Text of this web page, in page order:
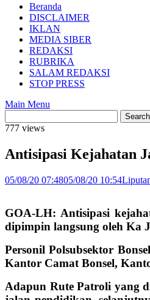
Beranda
DISCLAIMER
IKLAN
MEDIA SIBER
REDAKSI
RUBRIKA
SALAM REDAKSI
STOP PRESS
Main Menu
777 views
Antisipasi Kejahatan
05/08/20 07:4805/08/20 10:54
GOA-LH: Antisipasi
dipimpin langsung oleh Ka
Personil Polsubsektor
Kantor Camat Bonsel,
Adapun Rute Patroli yang